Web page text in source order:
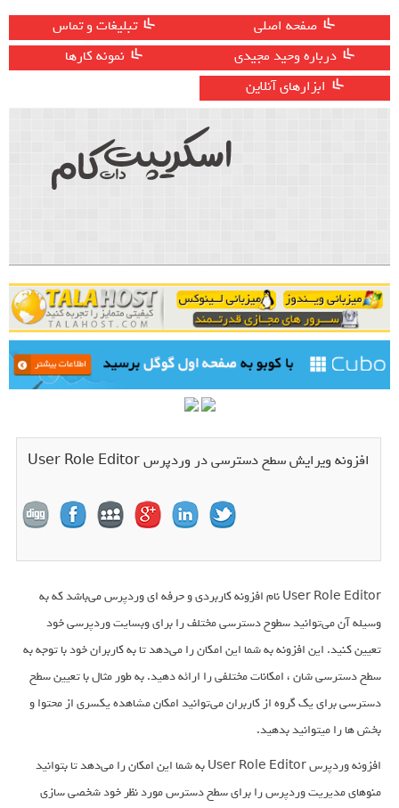
صفحه اصلی
تبلیغات و تماس
درباره وحید مجیدی
نمونه کارها
ابزارهای آنلاین
افزونه ویرایش سطح دسترسی در وردپرس User Role Editor
User Role Editor نام افزونه کاربردی و حرفه ای وردپرس می‌باشد که به
وسیله آن می‌توانید سطوح دسترسی مختلف را برای وبسایت وردپرسی خود
تعیین کنید. این افزونه به شما این امکان را می‌دهد تا به کاربران خود با توجه به
سطح دسترسی شان ، امکانات مختلفی را ارائه دهید. به طور مثال با تعیین سطح
دسترسی برای یک گروه از کاربران می‌توانید امکان مشاهده یکسری از محتوا و
بخش ها را میتوانید بدهید.
افزونه وردپرس User Role Editor به شما این امکان را می‌دهد تا بتوانید
منوهای مدیریت وردپرس را برای سطح دسترس مورد نظر خود شخصی سازی